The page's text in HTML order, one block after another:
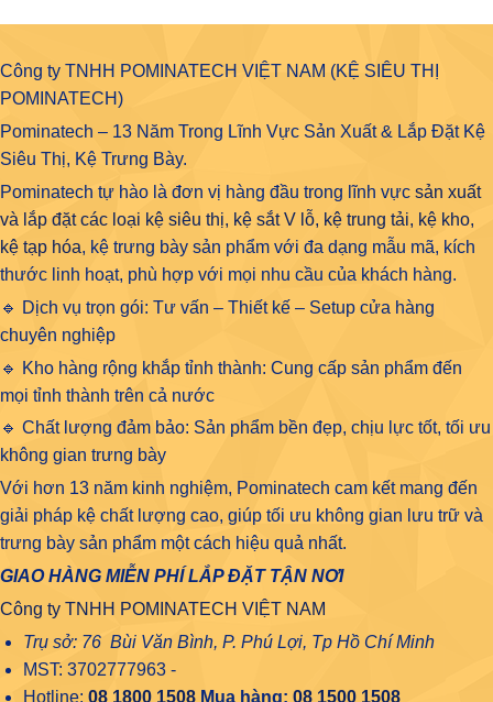
Công ty TNHH POMINATECH VIỆT NAM (KỆ SIÊU THỊ
POMINATECH)
Pominatech – 13 Năm Trong Lĩnh Vực Sản Xuất & Lắp Đặt Kệ
Siêu Thị, Kệ Trưng Bày.
Pominatech tự hào là đơn vị hàng đầu trong lĩnh vực sản xuất
và lắp đặt các loại kệ siêu thị, kệ sắt V lỗ, kệ trung tải, kệ kho,
kệ tạp hóa, kệ trưng bày sản phẩm với đa dạng mẫu mã, kích
thước linh hoạt, phù hợp với mọi nhu cầu của khách hàng.
🔹 Dịch vụ trọn gói: Tư vấn – Thiết kế – Setup cửa hàng
chuyên nghiệp
🔹 Kho hàng rộng khắp tỉnh thành: Cung cấp sản phẩm đến
mọi tỉnh thành trên cả nước
🔹 Chất lượng đảm bảo: Sản phẩm bền đẹp, chịu lực tốt, tối ưu
không gian trưng bày
Với hơn 13 năm kinh nghiệm, Pominatech cam kết mang đến
giải pháp kệ chất lượng cao, giúp tối ưu không gian lưu trữ và
trưng bày sản phẩm một cách hiệu quả nhất.
GIAO HÀNG MIỄN PHÍ LẮP ĐẶT TẬN NƠI
Công ty TNHH POMINATECH VIỆT NAM
Trụ sở: 76 Bùi Văn Bình, P. Phú Lợi, Tp Hồ Chí Minh
MST: 3702777963 -
Hotline: 08 1800 1508Mua hàng: 08 1500 1508